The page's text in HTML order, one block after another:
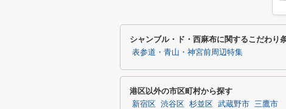
シャンブル・ド・西麻布に関するこだわり
表参道・青山・神宮前周辺特集
港区以外の市区町村から探す
新宿区 渋谷区 杉並区 武蔵野市 三鷹市